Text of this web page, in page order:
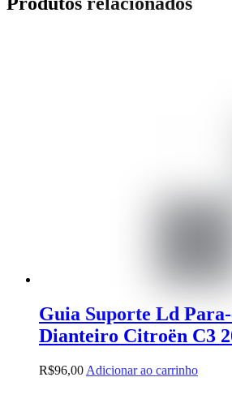
Guia Suporte Ld
Dianteiro Citroën C3
R$96,00 Adicionar ao carrinho